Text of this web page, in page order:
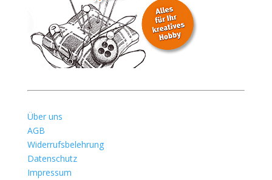
Über uns
AGB
Widerrufsbelehrung
Datenschutz
Impressum